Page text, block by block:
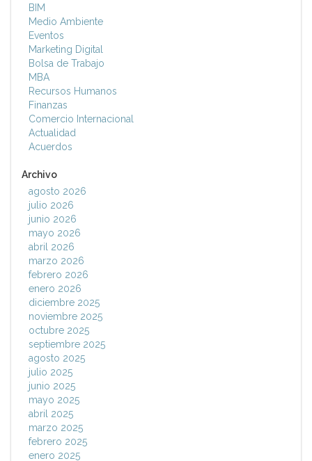
BIM
Medio Ambiente
Eventos
Marketing Digital
Bolsa de Trabajo
MBA
Recursos Humanos
Finanzas
Comercio Internacional
Actualidad
Acuerdos
Archivo
agosto 2026
julio 2026
junio 2026
mayo 2026
abril 2026
marzo 2026
febrero 2026
enero 2026
diciembre 2025
noviembre 2025
octubre 2025
septiembre 2025
agosto 2025
julio 2025
junio 2025
mayo 2025
abril 2025
marzo 2025
febrero 2025
enero 2025